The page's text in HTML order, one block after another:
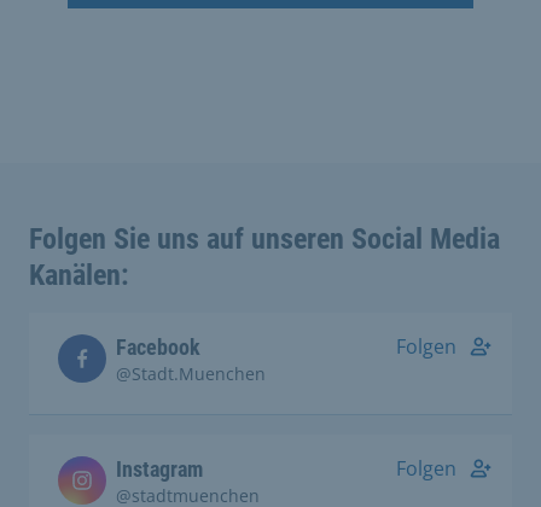
Folgen Sie uns auf unseren Social Media
Kanälen:
Facebook
@Stadt.Muenchen
Folgen
Instagram
@stadtmuenchen
Folgen